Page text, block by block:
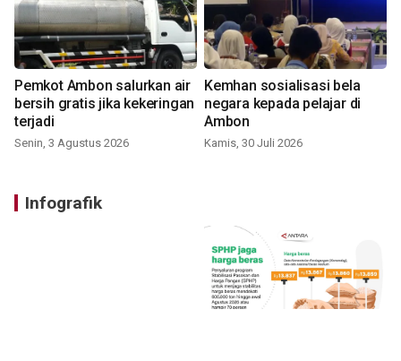
Pemkot Ambon salurkan air
bersih gratis jika kekeringan
terjadi
Senin, 3 Agustus 2026
Kemhan sosialisasi bela
negara kepada pelajar di
Ambon
Kamis, 30 Juli 2026
Infografik